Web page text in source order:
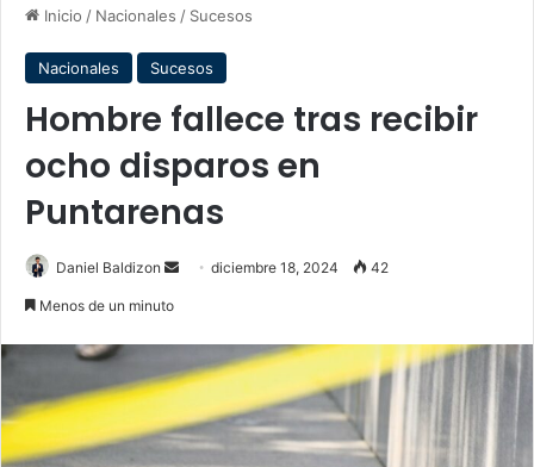
Inicio / Nacionales / Sucesos
Nacionales Sucesos
Hombre fallece tras recibir
ocho disparos en
Puntarenas
Daniel Baldizon
Senddiciembre 18, 2024 42
Menos de un minuto